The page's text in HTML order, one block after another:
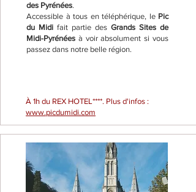
des Pyrénées.
Accessible à tous en téléphérique, le Pic
du Midi fait partie des Grands Sites de
Midi-Pyrénées à voir absolument si vous
passez dans notre belle région.
À 1h du REX HOTEL****. Plus d'infos :
www.picdumidi.com